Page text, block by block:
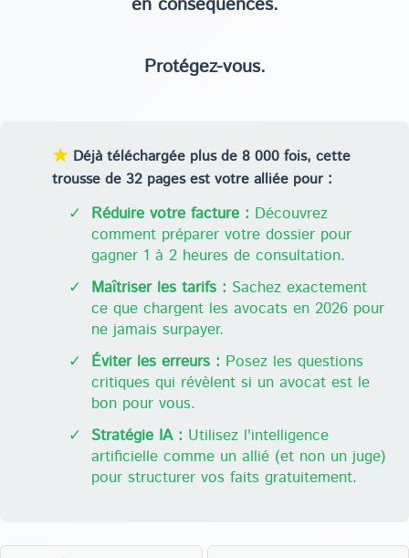
Protégez-vous.
★ Déjà téléchargée plus de 8 000 fois, cette
trousse de 32 pages est votre alliée pour :
✓ Réduire votre facture : Découvrez
comment préparer votre dossier pour
gagner 1 à 2 heures de consultation.
✓ Maîtriser les tarifs : Sachez exactement
ce que chargent les avocats en 2026 pour
ne jamais surpayer.
✓ Éviter les erreurs : Posez les questions
critiques qui révèlent si un avocat est le
bon pour vous.
✓ Stratégie IA : Utilisez l'intelligence
artificielle comme un allié (et non un juge)
pour structurer vos faits gratuitement.